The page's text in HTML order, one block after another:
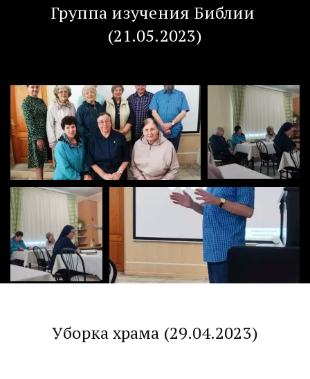
Группа изучения Библии
(21.05.2023)
Уборка храма (29.04.2023)